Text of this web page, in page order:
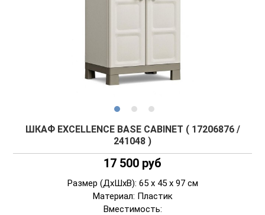
ШКАФ EXCELLENCE BASE CABINET ( 17206876 /
241048 )
17 500 руб
Размер (ДxШxВ): 65 x 45 x 97 см
Материал: Пластик
Вместимость: